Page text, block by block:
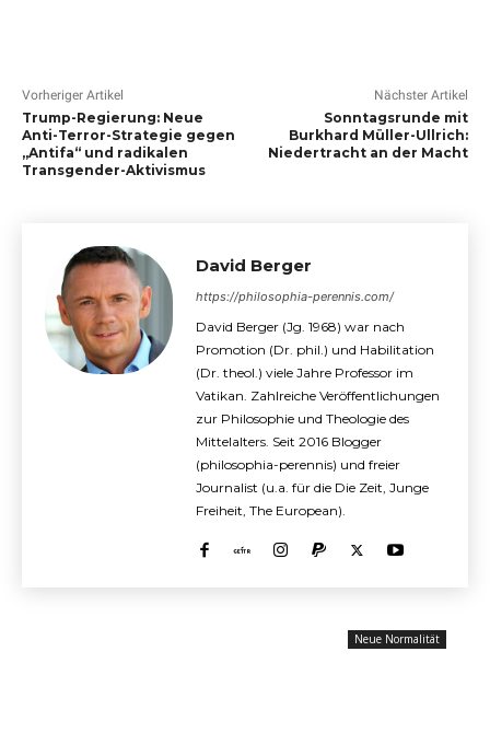
Neue Normalität
Vorheriger Artikel
Trump-Regierung: Neue
Anti-Terror-Strategie gegen
„Antifa“ und radikalen
Transgender-Aktivismus
Nächster Artikel
Sonntagsrunde mit
Burkhard Müller-Ullrich:
Niedertracht an der Macht
David Berger
https://philosophia-perennis.com/
David Berger (Jg. 1968) war nach
Promotion (Dr. phil.) und Habilitation
(Dr. theol.) viele Jahre Professor im
Vatikan. Zahlreiche Veröffentlichungen
zur Philosophie und Theologie des
Mittelalters. Seit 2016 Blogger
(philosophia-perennis) und freier
Journalist (u.a. für die Die Zeit, Junge
Freiheit, The European).